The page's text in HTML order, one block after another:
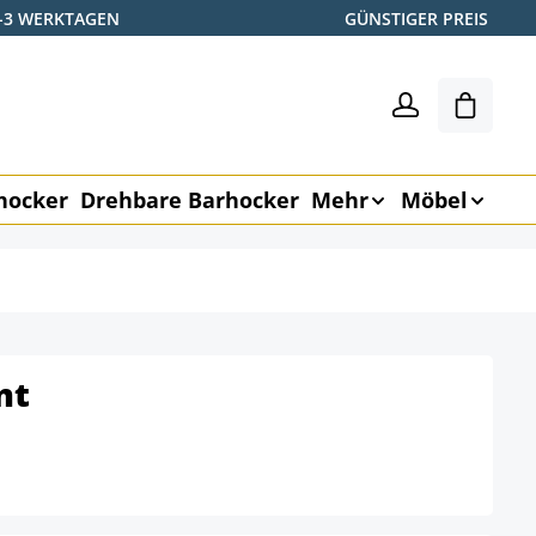
WERKTAGEN GÜNSTIGER PREIS
Drehbare Barhocker Mehr Möbel